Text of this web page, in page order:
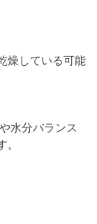
燥している可能
水分バランス
。